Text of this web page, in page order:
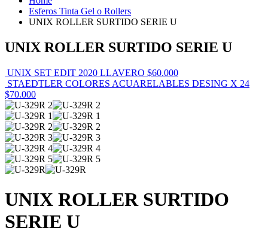
Esferos Tinta Gel o Rollers
UNIX ROLLER SURTIDO SERIE U
UNIX ROLLER SURTIDO SERIE U
UNIX SET EDIT 2020 LLAVERO $60.000
STAEDTLER COLORES ACUARELABLES DESING X 24
$70.000
UNIX ROLLER SURTIDO
SERIE U